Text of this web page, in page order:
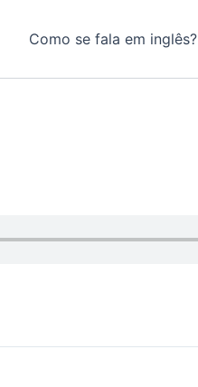
Como se fala em inglês?